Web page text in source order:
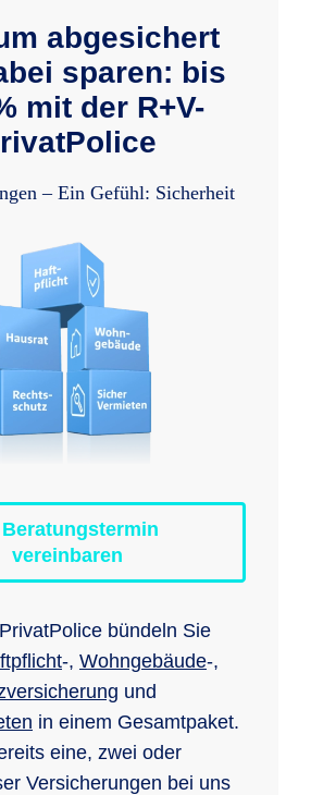
abgesichert
sparen: bis
mit der R+V-
– Ein Gefühl: Sicherheit
Beratungstermin
vereinbaren
bündeln Sie
-, Wohngebäude-,
und
in einem Gesamtpaket.
eine, zwei oder
Versicherungen bei uns